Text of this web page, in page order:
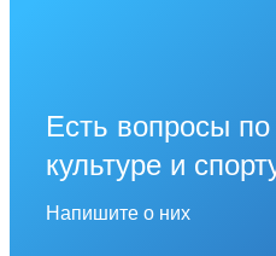
Есть вопросы
культуре и
Напишите о них